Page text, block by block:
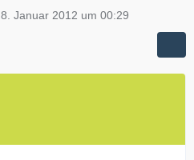
8. Januar 2012 um 00:29